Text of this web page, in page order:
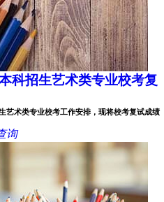
科招生艺术类专业校考复
艺术类专业校考工作安排，现将校考复试成绩
询